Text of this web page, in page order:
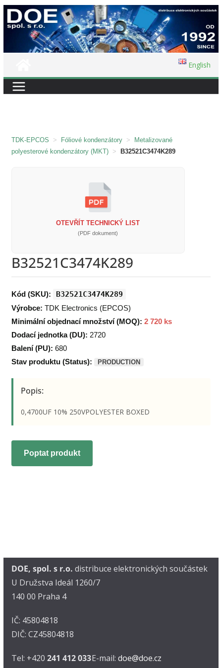
Přeskočit
na
English
TDK-EPCOS > Fóliové kondenzátory >
Metalizované
polyesterové kondenzátory (MKT) > B32521C3474K289
OTEVŘÍT TECHNICKÝ LIST
(PDF dokument)
B32521C3474K289
Kód (SKU): B32521C3474K289
Výrobce: TDK Electronics (EPCOS)
Minimální objednací množství (MOQ): 2 720 ks
Dodací jednotka (DU): 2720
Balení (PU): 680
Stav produktu (Status):
PRODUCTION
Popis:
0,4700UF 10% 250VPOLYESTER BOXED
Poptat produkt
DOE, spol. s r.o. distribuce elektronických součástek
U Družstva Ideál 1260/7
140 00 Praha 4
IČ: 45804818
DIČ: CZ45804818
Tel: +420 241 412 033E-mail: doe@doe.cz